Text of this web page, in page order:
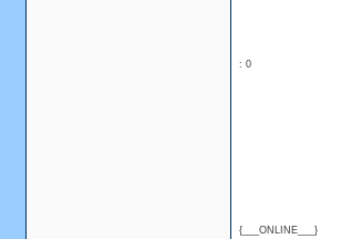
: 0
{___ONLINE___}